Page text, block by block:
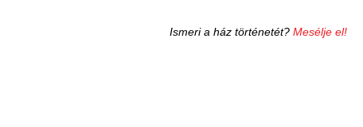
Ismeri a ház történetét? Mesélje el!